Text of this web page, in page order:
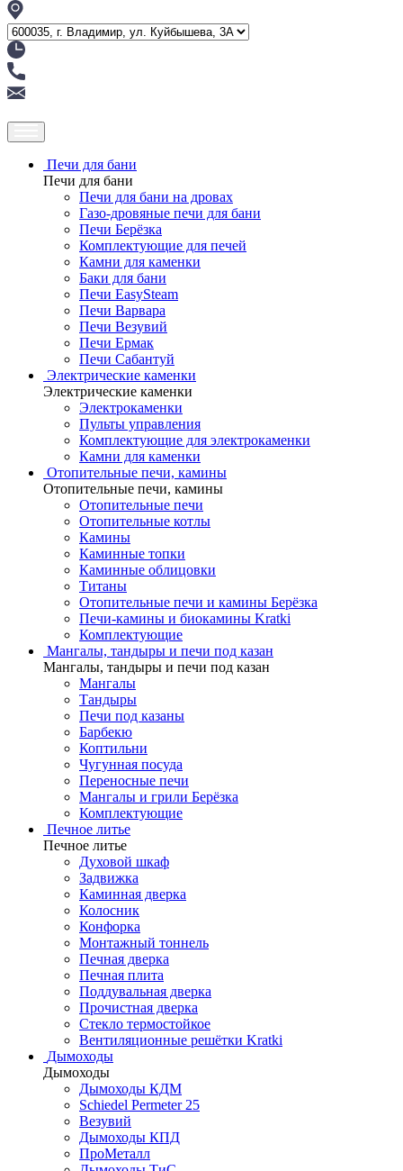
Печи для бани
Печи для бани
Печи для бани на дровах
Газо-дровяные печи для бани
Печи Берёзка
Комплектующие для печей
Камни для каменки
Баки для бани
Печи EasySteam
Печи Варвара
Печи Везувий
Печи Ермак
Печи Сабантуй
Электрические каменки
Электрические каменки
Электрокаменки
Пульты управления
Комплектующие для электрокаменки
Камни для каменки
Отопительные печи, камины
Отопительные печи, камины
Отопительные печи
Отопительные котлы
Камины
Каминные топки
Каминные облицовки
Титаны
Отопительные печи и камины Берёзка
Печи-камины и биокамины Kratki
Комплектующие
Мангалы, тандыры и печи под казан
Мангалы, тандыры и печи под казан
Мангалы
Тандыры
Печи под казаны
Барбекю
Коптильни
Чугунная посуда
Переносные печи
Мангалы и грили Берёзка
Комплектующие
Печное литье
Печное литье
Духовой шкаф
Задвижка
Каминная дверка
Колосник
Конфорка
Монтажный тоннель
Печная дверка
Печная плита
Поддувальная дверка
Прочистная дверка
Стекло термостойкое
Вентиляционные решётки Kratki
Дымоходы
Дымоходы
Дымоходы КДМ
Schiedel Permeter 25
Везувий
Дымоходы КПД
ПроМеталл